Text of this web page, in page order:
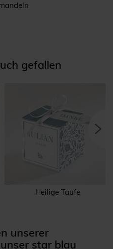
gefallen
Heilige Taufe
unserer
star blau